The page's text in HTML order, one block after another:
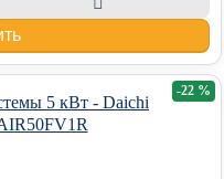
-22 %